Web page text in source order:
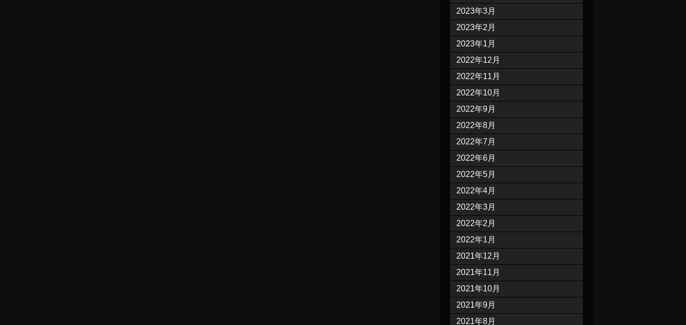
2023年3月
2023年2月
2023年1月
2022年12月
2022年11月
2022年10月
2022年9月
2022年8月
2022年7月
2022年6月
2022年5月
2022年4月
2022年3月
2022年2月
2022年1月
2021年12月
2021年11月
2021年10月
2021年9月
2021年8月